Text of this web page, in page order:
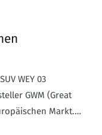
WEY 03
GWM (Great
Markt.…